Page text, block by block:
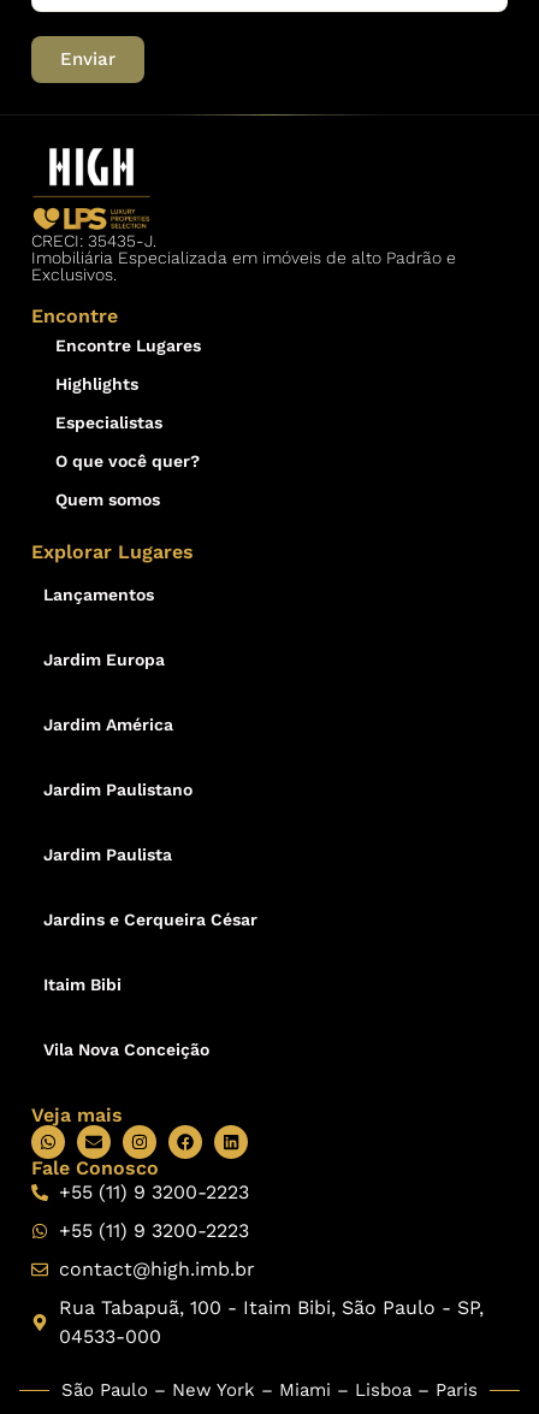
Enviar
CRECI: 35435-J.
Imobiliária Especializada em imóveis de alto Padrão e
Exclusivos.
Encontre
Encontre Lugares
Highlights
Especialistas
O que você quer?
Quem somos
Explorar Lugares
Lançamentos
Jardim Europa
Jardim América
Jardim Paulistano
Jardim Paulista
Jardins e Cerqueira César
Itaim Bibi
Vila Nova Conceição
Veja mais
Fale Conosco
+55 (11) 9 3200-2223
+55 (11) 9 3200-2223
contact@high.imb.br
Rua Tabapuã, 100 - Itaim Bibi, São Paulo - SP,
04533-000
São Paulo – New York – Miami – Lisboa – Paris